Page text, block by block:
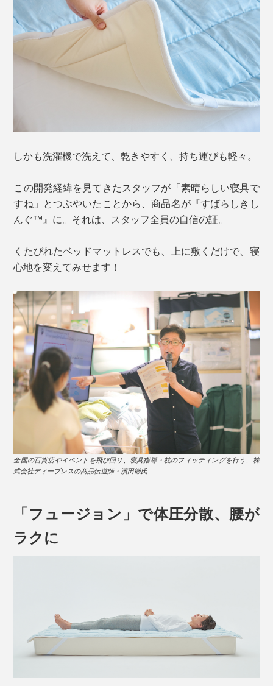
しかも洗濯機で洗えて、乾きやすく、持ち運びも軽々。
この開発経緯を見てきたスタッフが「素晴らしい寝具で
すね」とつぶやいたことから、商品名が『すばらしきし
んぐ™』に。それは、スタッフ全員の自信の証。
くたびれたベッドマットレスでも、上に敷くだけで、寝
心地を変えてみせます！
全国の百貨店やイベントを飛び回り、寝具指導・枕のフィッティングを行う、株
式会社ディーブレスの商品伝道師・濱田徹氏
「フュージョン」で体圧分散、腰が
ラクに